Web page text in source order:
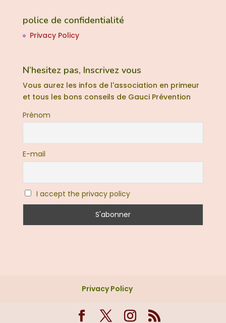
police de confidentialité
Privacy Policy
N’hesitez pas, Inscrivez vous
Vous aurez les infos de l'association en primeur
et tous les bons conseils de Gauci Prévention
Prénom
E-mail
I accept the privacy policy
Privacy Policy